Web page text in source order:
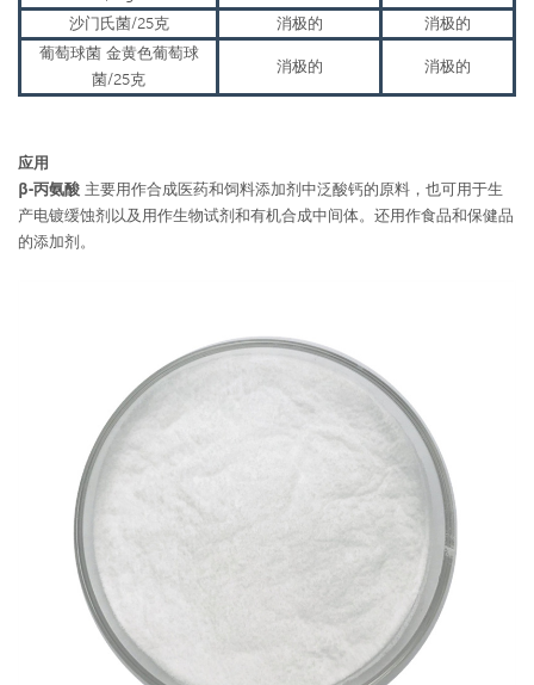
沙门氏菌/25克 消极的
消极的
葡萄球菌 金黄色葡萄球
菌/25克
消极的 消极的
应用
β-丙氨酸 主要用作合成医药和饲料添加剂中泛酸钙的原料，也可用于生
产电镀缓蚀剂以及用作生物试剂和有机合成中间体。还用作食品和保健品
的添加剂。